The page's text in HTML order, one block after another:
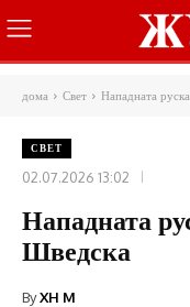
дома Свет Нападната
СВЕТ
02.07.2026 13:02
Нападната
Шведска
ByXH M